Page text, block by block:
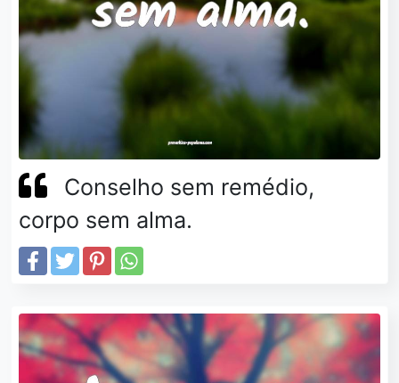
Conselho sem remédio,
corpo sem alma.